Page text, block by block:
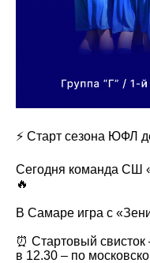
⚡️ Старт сезона ЮФЛ
Сегодня команда СШ
🔥
В Самаре игра с
⏰ Стартовый
в 12.30 – по